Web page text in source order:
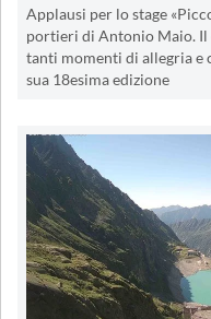
Applausi per lo stage
portieri di Antonio Maio. Il
tanti momenti di allegria e
sua 18esima edizione